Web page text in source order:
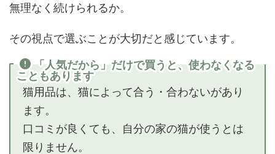
無理なく続けられるか。
その視点で選ぶことが大切だと感じています。
「人気だから」だけで買うと、使わなくなる
こともあります
猫用品は、猫によって合う・合わないがあり
ます。
口コミが良くても、自分の家の猫が使うとは
限りません。